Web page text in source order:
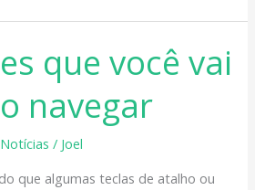
que você vai
navegar
Notícias / Joel
que algumas teclas de atalho ou